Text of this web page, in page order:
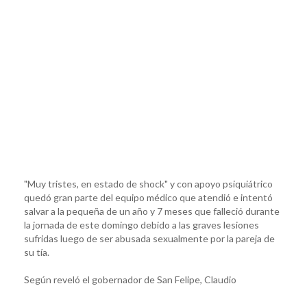
"Muy tristes, en estado de shock" y con apoyo psiquiátrico
quedó gran parte del equipo médico que atendió e intentó
salvar a la pequeña de un año y 7 meses que falleció durante
la jornada de este domingo debido a las graves lesiones
sufridas luego de ser abusada sexualmente por la pareja de
su tía.
Según reveló el gobernador de San Felipe, Claudio